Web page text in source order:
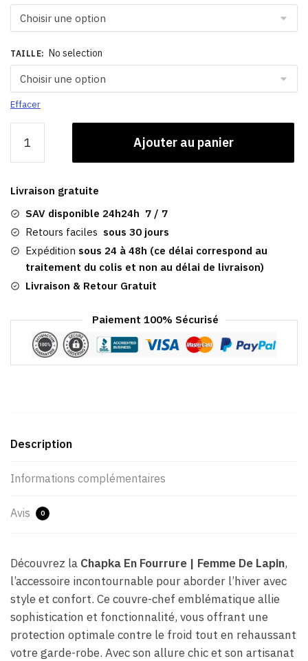
TAILLE: No selection
Effacer
Chapka
Fourrure
|
Femme
De
Lapin
Ajouter au panier
Livraison gratuite
SAV disponible 24h24h 7 / 7
Retours faciles sous 30 jours
Expédition sous 24 à 48h (ce délai correspond au
traitement du colis et non au délai de livraison)
Livraison & Retour Gratuit
Paiement 100% Sécurisé
Description
Informations complémentaires
Avis 0
Découvrez la Chapka En Fourrure | Femme De Lapin,
l’accessoire incontournable pour aborder l’hiver avec
style et confort. Ce couvre-chef emblématique allie
sophistication et fonctionnalité, vous offrant une
protection optimale contre le froid tout en rehaussant
votre garde-robe. Avec son allure chic et son artisanat